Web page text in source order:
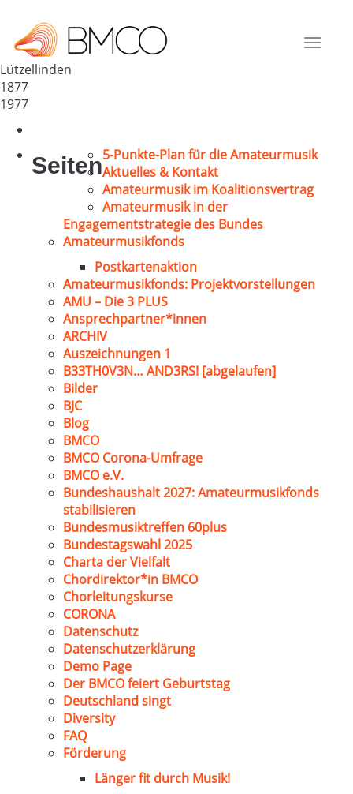
Toggle
Deutschland
35398
Lützellinden
1877
1977
Seiten5-Punkte-Plan für die Amateurmusik
Aktuelles & Kontakt
Amateurmusik im Koalitionsvertrag
Amateurmusik in der
Engagementstrategie des Bundes
Amateurmusikfonds
Postkartenaktion
Amateurmusikfonds: Projektvorstellungen
AMU – Die 3 PLUS
Ansprechpartner*innen
ARCHIV
Auszeichnungen 1
B33TH0V3N… AND3RS! [abgelaufen]
Bilder
BJC
Blog
BMCO
BMCO Corona-Umfrage
BMCO e.V.
Bundeshaushalt 2027: Amateurmusikfonds
stabilisieren
Bundesmusiktreffen 60plus
Bundestagswahl 2025
Charta der Vielfalt
Chordirektor*in BMCO
Chorleitungskurse
CORONA
Datenschutz
Datenschutzerklärung
Demo Page
Der BMCO feiert Geburtstag
Deutschland singt
Diversity
FAQ
Förderung
Länger fit durch Musik!